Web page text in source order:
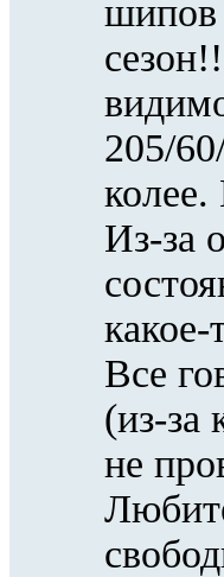
шипов
205/
Из-за
Все
(из-за
не